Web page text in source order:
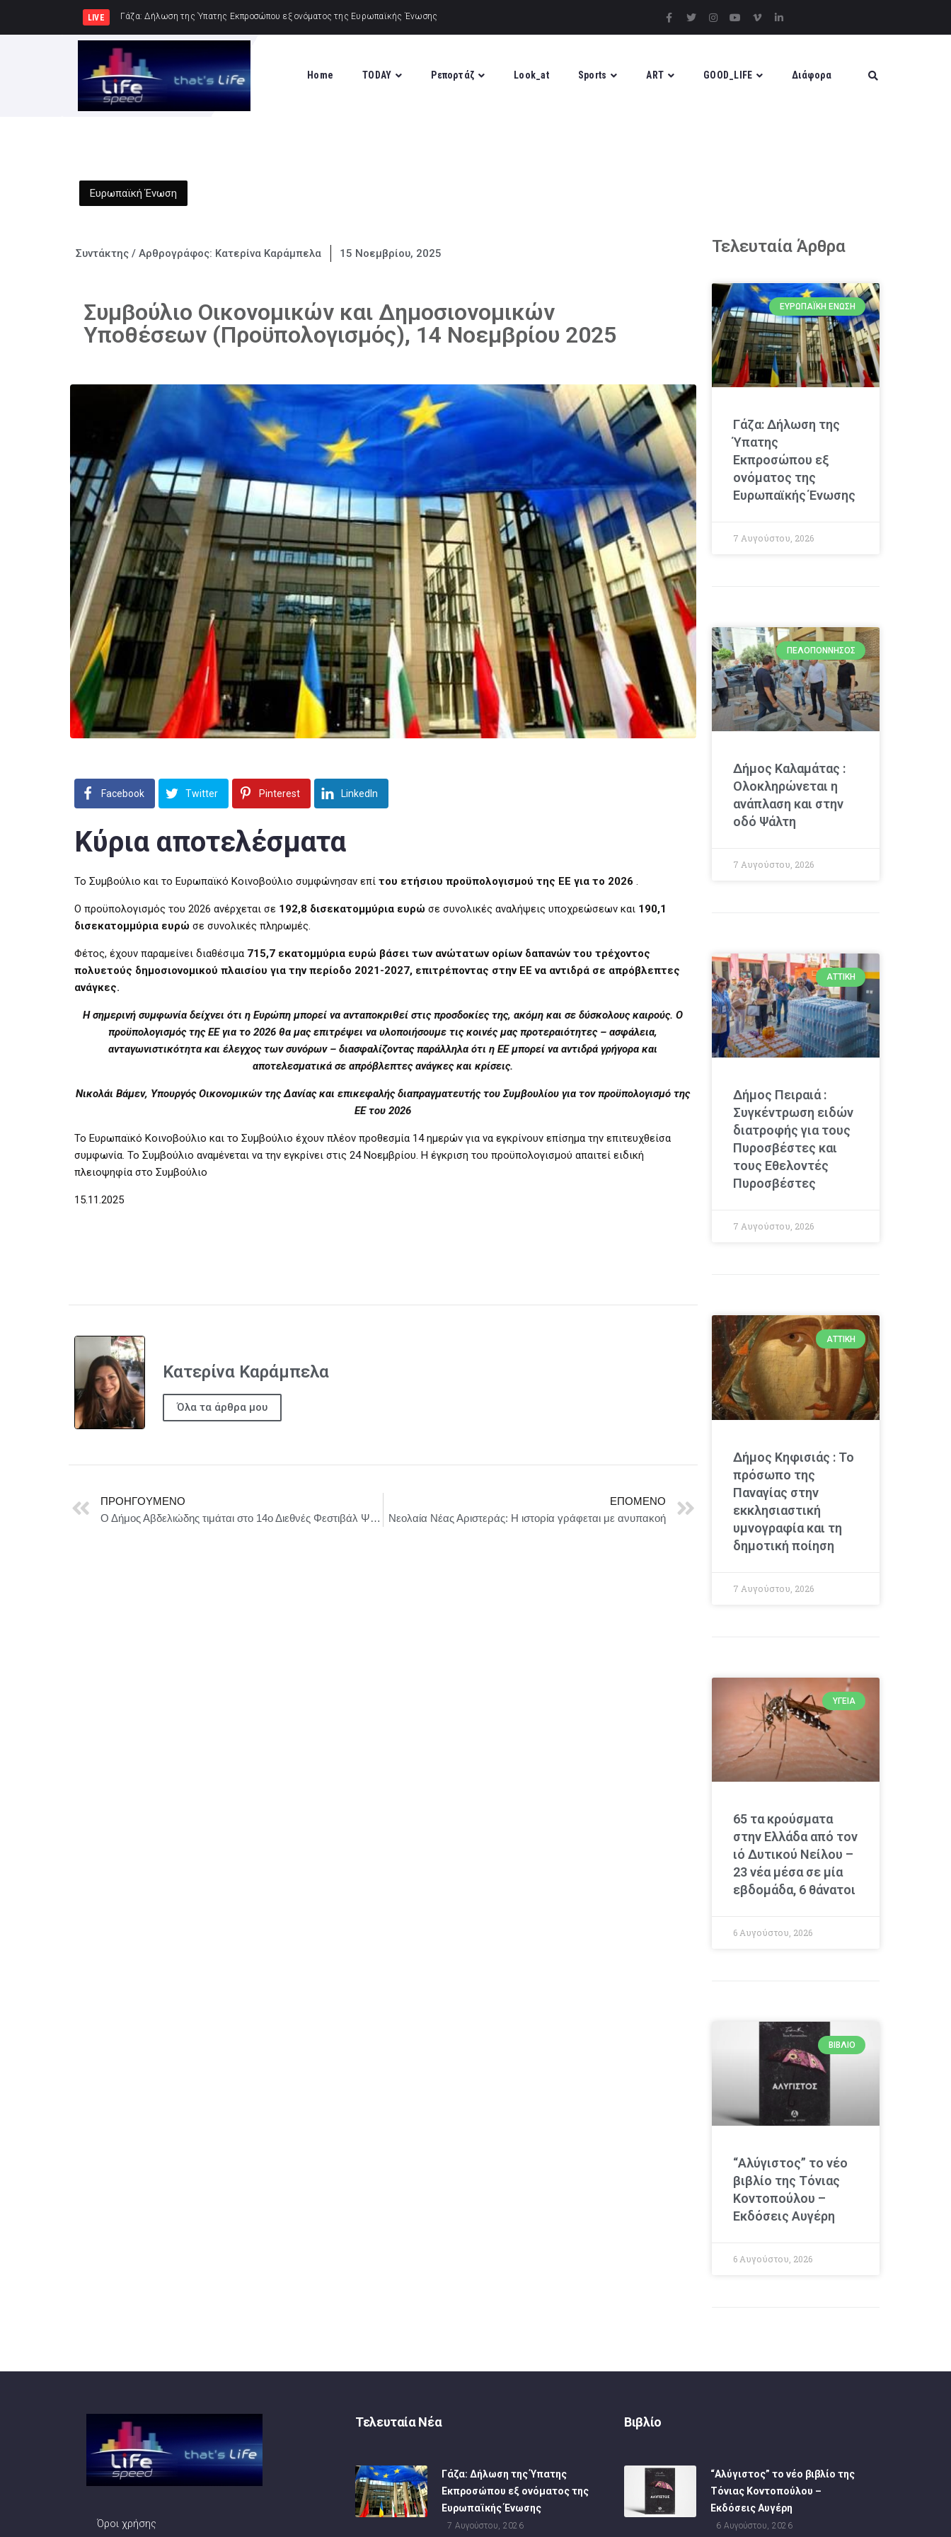
LIVE Δήμος Καλαμάτα
Home TODAY Ρεπορτάζ Look_at Sports ART GOOD_LIFE Διάφορα
Ευρωπαϊκή Ένωση
Συντάκτης / Αρθρογράφος: Κατερίνα Καράμπελα 15 Νοεμβρίου, 2025
Συμβούλιο Οικονομικών και Δημοσιονομικών
Υποθέσεων (Προϋπολογισμός), 14 Νοεμβρίου 2025
Facebook Twitter Pinterest LinkedIn
Κύρια αποτελέσματα
Το Συμβούλιο και το Ευρωπαϊκό Κοινοβούλιο συμφώνησαν επί του ετήσιου προϋπολογισμού της ΕΕ για το 2026 .
Ο προϋπολογισμός του 2026 ανέρχεται σε 192,8 δισεκατομμύρια ευρώ σε συνολικές αναλήψεις υποχρεώσεων και 190,1
δισεκατομμύρια ευρώ σε συνολικές πληρωμές.
Φέτος, έχουν παραμείνει διαθέσιμα 715,7 εκατομμύρια ευρώ βάσει των ανώτατων ορίων δαπανών του τρέχοντος
πολυετούς δημοσιονομικού πλαισίου για την περίοδο 2021-2027, επιτρέποντας στην ΕΕ να αντιδρά σε απρόβλεπτες
ανάγκες.
Η σημερινή συμφωνία δείχνει ότι η Ευρώπη μπορεί να ανταποκριθεί στις προσδοκίες της, ακόμη και σε δύσκολους καιρούς. Ο
προϋπολογισμός της ΕΕ για το 2026 θα μας επιτρέψει να υλοποιήσουμε τις κοινές μας προτεραιότητες – ασφάλεια,
ανταγωνιστικότητα και έλεγχος των συνόρων – διασφαλίζοντας παράλληλα ότι η ΕΕ μπορεί να αντιδρά γρήγορα και
αποτελεσματικά σε απρόβλεπτες ανάγκες και κρίσεις.
Νικολάι Βάμεν, Υπουργός Οικονομικών της Δανίας και επικεφαλής διαπραγματευτής του Συμβουλίου για τον προϋπολογισμό της
ΕΕ του 2026
Το Ευρωπαϊκό Κοινοβούλιο και το Συμβούλιο έχουν πλέον προθεσμία 14 ημερών για να εγκρίνουν επίσημα την επιτευχθείσα
συμφωνία. Το Συμβούλιο αναμένεται να την εγκρίνει στις 24 Νοεμβρίου. Η έγκριση του προϋπολογισμού απαιτεί ειδική
πλειοψηφία στο Συμβούλιο
15.11.2025
Κατερίνα Καράμπελα
Όλα τα άρθρα μου
ΠΡΟΗΓΟΎΜΕΝΟ
Ο Δήμος Αβδελιώδης τιμάται στο 14ο Διεθνές Φεστιβάλ Ψηφιακού Κινηματογράφου Αθήνας AIDFF 4-10 Δεκεμβρίου 2025
ΕΠΌΜΕΝΟ
Νεολαία Νέας Αριστεράς: Η ιστορία γράφεται με ανυπακοή
Τελευταία Άρθρα
ΕΥΡΩΠΑΪΚΉ ΈΝΩΣΗ
Γάζα: Δήλωση της
Ύπατης
Εκπροσώπου εξ
ονόματος της
Ευρωπαϊκής Ένωσης
7 Αυγούστου, 2026
ΠΕΛΟΠΌΝΝΗΣΟΣ
Δήμος Καλαμάτας :
Ολοκληρώνεται η
ανάπλαση και στην
οδό Ψάλτη
7 Αυγούστου, 2026
ΑΤΤΙΚΉ
Δήμος Πειραιά :
Συγκέντρωση ειδών
διατροφής για τους
Πυροσβέστες και
τους Εθελοντές
Πυροσβέστες
7 Αυγούστου, 2026
ΑΤΤΙΚΉ
Δήμος Κηφισιάς : Το
πρόσωπο της
Παναγίας στην
εκκλησιαστική
υμνογραφία και τη
δημοτική ποίηση
7 Αυγούστου, 2026
ΥΓΕΊΑ
65 τα κρούσματα
στην Ελλάδα από τον
ιό Δυτικού Νείλου –
23 νέα μέσα σε μία
εβδομάδα, 6 θάνατοι
6 Αυγούστου, 2026
ΒΙΒΛΊΟ
“Αλύγιστος” το νέο
βιβλίο της Τόνιας
Κοντοπούλου –
Εκδόσεις Αυγέρη
6 Αυγούστου, 2026
Όροι χρήσης
Τελευταία Νέα
Γάζα: Δήλωση της Ύπατης
Εκπροσώπου εξ ονόματος της
Ευρωπαϊκής Ένωσης
7 Αυγούστου, 2026
Βιβλίο
“Αλύγιστος” το νέο βιβλίο της
Τόνιας Κοντοπούλου –
Εκδόσεις Αυγέρη
6 Αυγούστου, 2026